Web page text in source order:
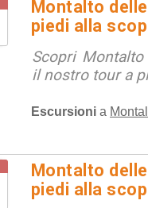
Montalto
piedi alla
Scopri
il nostro tour a
Escursioni a
Montalto
piedi alla